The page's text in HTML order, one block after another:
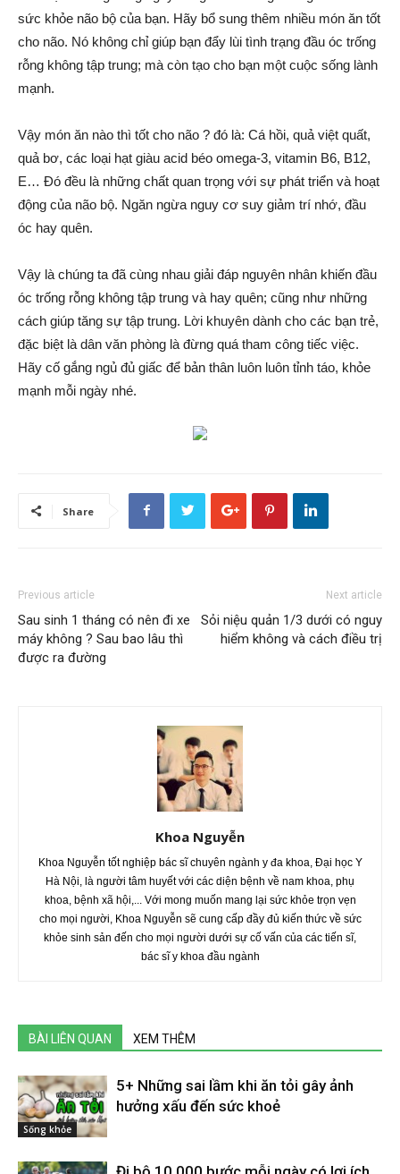
sức khỏe não bộ của bạn. Hãy bổ sung thêm nhiều món ăn tốt
cho não. Nó không chỉ giúp bạn đẩy lùi tình trạng đầu óc trống
rỗng không tập trung; mà còn tạo cho bạn một cuộc sống lành
mạnh.
Vậy món ăn nào thì tốt cho não ? đó là: Cá hồi, quả việt quất,
quả bơ, các loại hạt giàu acid béo omega-3, vitamin B6, B12,
E… Đó đều là những chất quan trọng với sự phát triển và hoạt
động của não bộ. Ngăn ngừa nguy cơ suy giảm trí nhớ, đầu
óc hay quên.
Vậy là chúng ta đã cùng nhau giải đáp nguyên nhân khiến đầu
óc trống rỗng không tập trung và hay quên; cũng như những
cách giúp tăng sự tập trung. Lời khuyên dành cho các bạn trẻ,
đặc biệt là dân văn phòng là đừng quá tham công tiếc việc.
Hãy cố gắng ngủ đủ giấc để bản thân luôn luôn tỉnh táo, khỏe
mạnh mỗi ngày nhé.
Share
Previous article
Sau sinh 1 tháng có nên đi xe
máy không ? Sau bao lâu thì
được ra đường
Next article
Sỏi niệu quản 1/3 dưới có nguy
hiểm không và cách điều trị
Khoa Nguyễn
Khoa Nguyễn tốt nghiệp bác sĩ chuyên ngành y đa khoa, Đại học Y
Hà Nội, là người tâm huyết với các diện bệnh về nam khoa, phụ
khoa, bệnh xã hội,... Với mong muốn mang lại sức khỏe trọn vẹn
cho mọi người, Khoa Nguyễn sẽ cung cấp đầy đủ kiến thức về sức
khỏe sinh sản đến cho mọi người dưới sự cố vấn của các tiến sĩ,
bác sĩ y khoa đầu ngành
BÀI LIÊN QUAN XEM THÊM
Sống khỏe
5+ Những sai lầm khi ăn tỏi gây ảnh
hưởng xấu đến sức khoẻ